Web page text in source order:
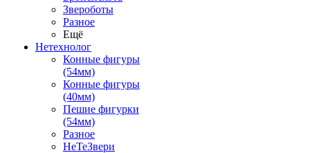
Звероботы
Разное
Ещё
Нетехнолог
Конные фигуры
(54мм)
Конные фигуры
(40мм)
Пешие фигурки
(54мм)
Разное
НеТеЗвери